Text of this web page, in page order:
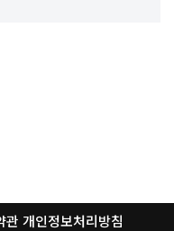
관 개인정보처리방침